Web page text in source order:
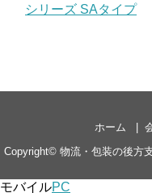
シリーズ SAタイプ
ホーム
Copyright© 物流・包装の後方
モバイルPC